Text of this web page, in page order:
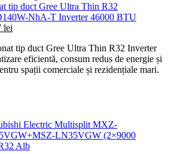
tip duct Gree Ultra Thin R32
NhA-T Inverter 46000 BTU
lei.
lei
este:
16.094,57 lei.
tip duct Gree Ultra Thin R32 Inverter
eficientă, consum redus de energie și
spații comerciale și rezidențiale mari.